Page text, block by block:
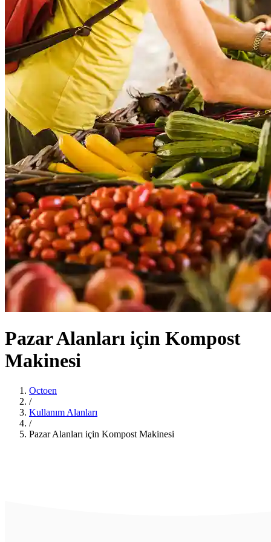
Pazar Alanları için Kompost
Makinesi
Octoen
/
Kullanım Alanları
/
Pazar Alanları için Kompost Makinesi